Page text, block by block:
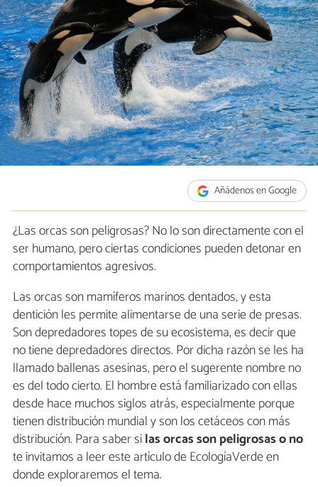
Añádenos en Google
¿Las orcas son peligrosas? No lo son directamente con el
ser humano, pero ciertas condiciones pueden detonar en
comportamientos agresivos.
Las orcas son mamíferos marinos dentados, y esta
dentición les permite alimentarse de una serie de presas.
Son depredadores topes de su ecosistema, es decir que
no tiene depredadores directos. Por dicha razón se les ha
llamado ballenas asesinas, pero el sugerente nombre no
es del todo cierto. El hombre está familiarizado con ellas
desde hace muchos siglos atrás, especialmente porque
tienen distribución mundial y son los cetáceos con más
distribución. Para saber silas orcas son peligrosas o no
te invitamos a leer este artículo de EcologíaVerde en
donde exploraremos el tema.